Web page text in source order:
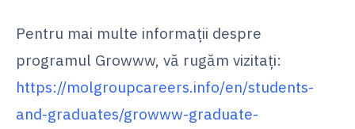
Pentru mai multe informații despre
programul Growww, vă rugăm vizitați:
https://molgroupcareers.info/en/students-
and-graduates/growww-graduate-